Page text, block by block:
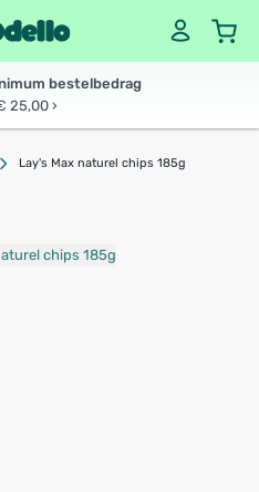
bestelbedrag
25,00 ›
Lay's Max naturel chips 185g